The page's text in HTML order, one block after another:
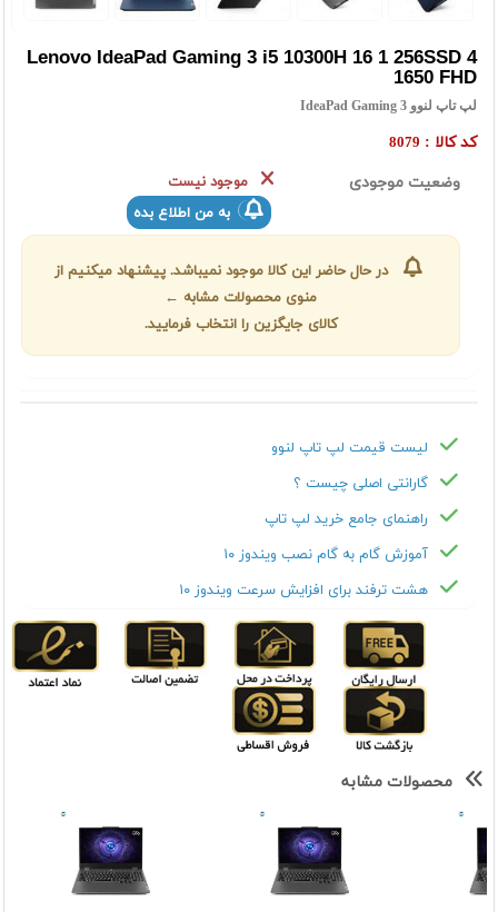
Lenovo IdeaPad Gaming 3 i5 10300H 16 1 256SSD 4
1650 FHD
لپ تاپ لنوو IdeaPad Gaming 3
کد کالا : 8079
وضعیت موجودی
موجود نیست
به من اطلاع بده
در حال حاضر این کالا موجود نمیباشد. پیشنهاد میکنیم از
منوی محصولات مشابه ←
کالای جایگزین را انتخاب فرمایید.
لیست قیمت لپ تاپ لنوو
گارانتی اصلی چیست ؟
راهنمای جامع خرید لپ تاپ
آموزش گام به گام نصب ویندوز ۱۰
هشت ترفند برای افزایش سرعت ویندوز ۱۰
محصولات مشابه